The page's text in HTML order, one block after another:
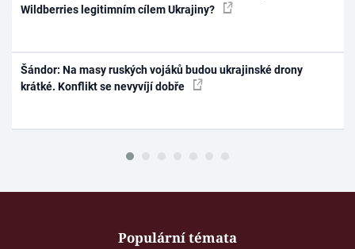
Wildberries legitimním cílem Ukrajiny?
Šándor: Na masy ruských vojáků budou ukrajinské drony
krátké. Konflikt se nevyvíjí dobře
Populární témata